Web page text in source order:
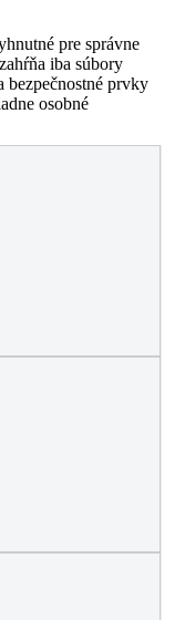
pre správne
iba súbory
bezpečnostné prvky
osobné